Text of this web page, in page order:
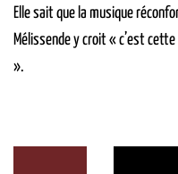
Elle sait que la musique
Mélissende y croit « c’est
».